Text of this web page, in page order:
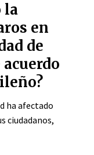
la
en
de
ha afectado
ciudadanos,